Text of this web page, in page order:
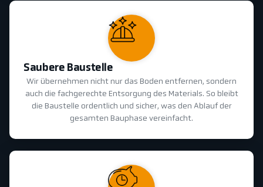
Saubere Baustelle
Wir übernehmen nicht nur das Boden entfernen, sondern
auch die fachgerechte Entsorgung des Materials. So bleibt
die Baustelle ordentlich und sicher, was den Ablauf der
gesamten Bauphase vereinfacht.